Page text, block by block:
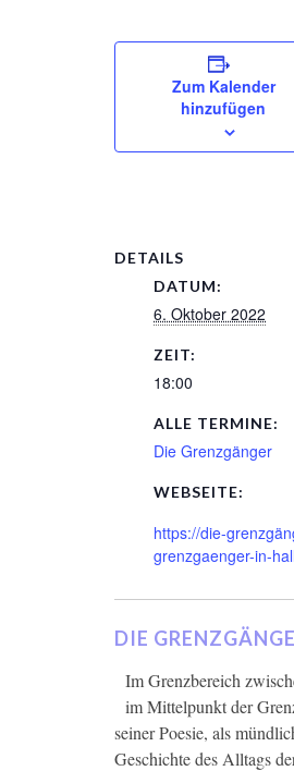
Zum Kalender
hinzufügen
DETAILS
DATUM:
6. Oktober 2022
ZEIT:
18:00
ALLE TERMINE:
Die Grenzgänger
WEBSEITE:
https://die-
grenzgaenger-in-
DIE
Im Grenzbereich
im Mittelpunkt der
seiner Poesie, als
Geschichte des Alltags